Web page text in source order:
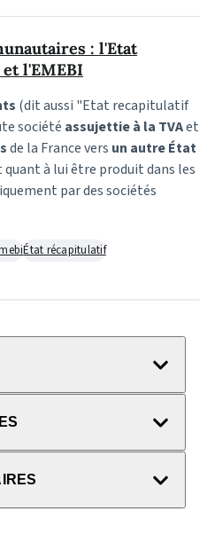
: l'Etat
l'EMEBI
(dit aussi "Etat recapitulatif
société assujettie à la TVAet
de la France vers un autre État
quant à lui être produit dans les
par des sociétés
État récapitulatif